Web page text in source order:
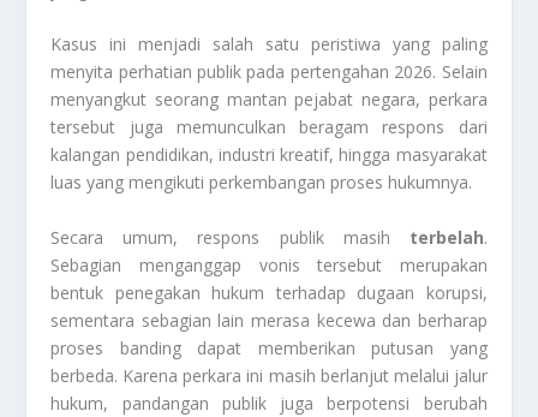
Kasus ini menjadi salah satu peristiwa yang paling
menyita perhatian publik pada pertengahan 2026. Selain
menyangkut seorang mantan pejabat negara, perkara
tersebut juga memunculkan beragam respons dari
kalangan pendidikan, industri kreatif, hingga masyarakat
luas yang mengikuti perkembangan proses hukumnya.
Secara umum, respons publik masih terbelah.
Sebagian menganggap vonis tersebut merupakan
bentuk penegakan hukum terhadap dugaan korupsi,
sementara sebagian lain merasa kecewa dan berharap
proses banding dapat memberikan putusan yang
berbeda. Karena perkara ini masih berlanjut melalui jalur
hukum, pandangan publik juga berpotensi berubah